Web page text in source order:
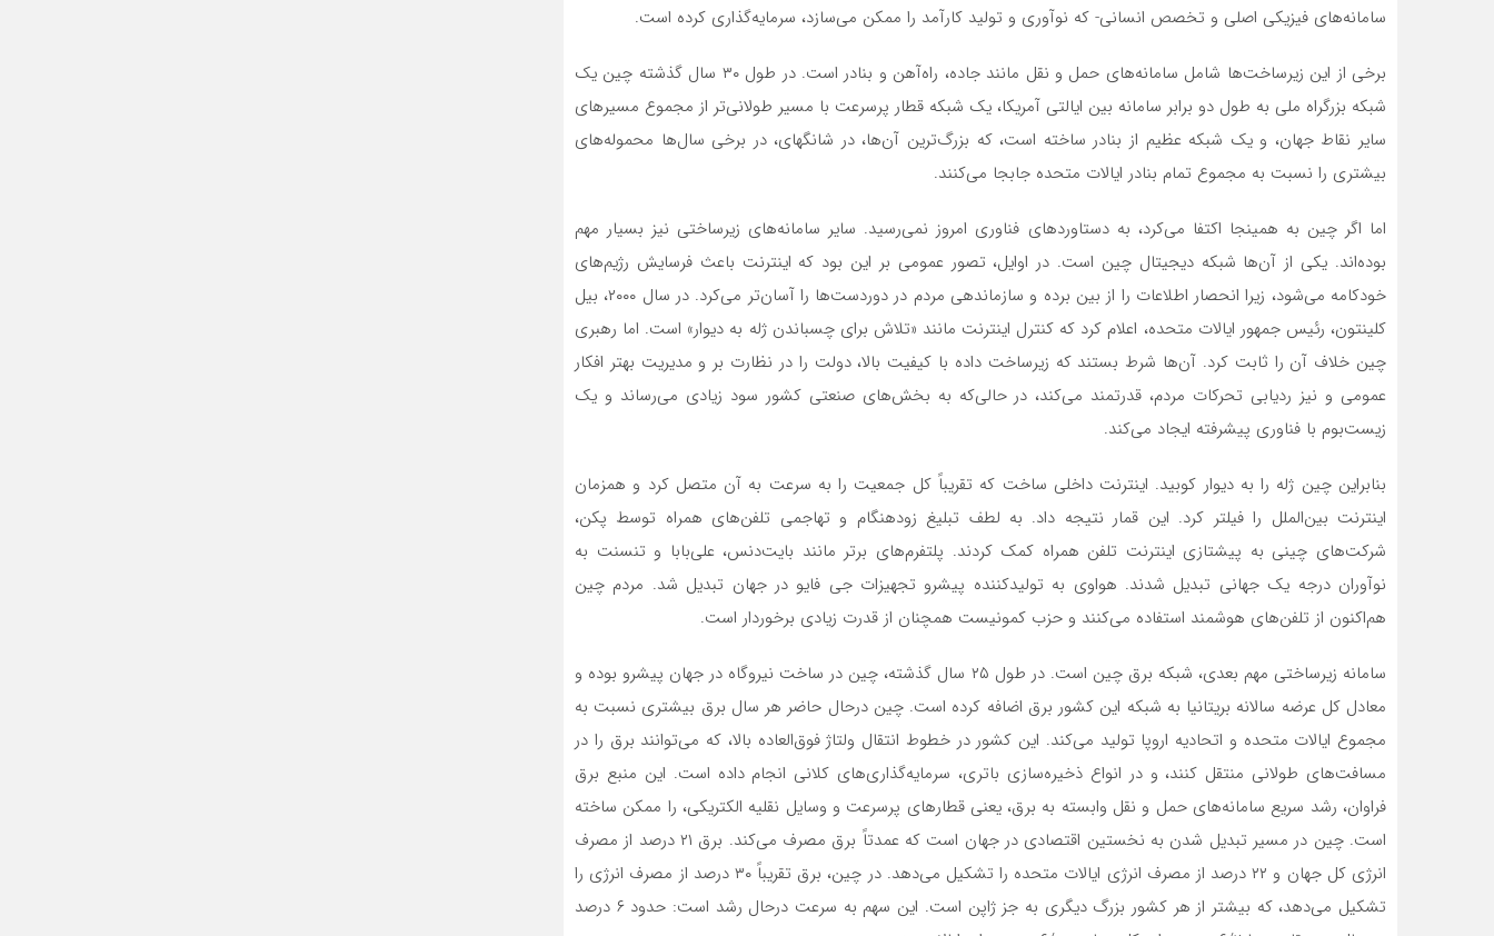
سامانه‌های فیزیکی اصلی و تخصص انسانی- که نوآوری و تولید کارآمد را ممکن می‌سازد، سرمایه‌گذاری کرده است.
برخی از این زیرساخت‌ها شامل سامانه‌های حمل و نقل مانند جاده‌، راه‌آهن و بنادر است. در طول ۳۰ سال گذشته چین یک
شبکه بزرگراه ملی به طول دو برابر سامانه بین ایالتی آمریکا، یک شبکه قطار پرسرعت با مسیر طولانی‌تر از مجموع مسیرهای
سایر نقاط جهان، و یک شبکه عظیم از بنادر ساخته است، که بزرگ‌ترین آن‌ها، در شانگهای، در برخی سال‌ها محموله‌های
بیشتری را نسبت به مجموع تمام بنادر ایالات متحده جابجا می‌کنند.
اما اگر چین به همینجا اکتفا می‌کرد، به دستاوردهای فناوری امروز نمی‌رسید. سایر سامانه‌های زیرساختی نیز بسیار مهم
بوده‌اند. یکی از آن‌ها شبکه دیجیتال چین است. در اوایل، تصور عمومی بر این بود که اینترنت باعث فرسایش رژیم‌های
خودکامه می‌شود، زیرا انحصار اطلاعات را از بین برده و سازماندهی مردم در دوردست‌ها را آسان‌تر می‌کرد. در سال ۲۰۰۰، بیل
کلینتون، رئیس جمهور ایالات متحده، اعلام کرد که کنترل اینترنت مانند «تلاش برای چسباندن ژله به دیوار» است. اما رهبری
چین خلاف آن را ثابت کرد. آن‌ها شرط بستند که زیرساخت داده با کیفیت بالا، دولت را در نظارت بر و مدیریت بهتر افکار
عمومی و نیز ردیابی تحرکات مردم، قدرتمند می‌کند، در حالی‌که به بخش‌های صنعتی کشور سود زیادی می‌رساند و یک
زیست‌بوم با فناوری پیشرفته ایجاد می‌کند.
بنابراین چین ژله را به دیوار کوبید. اینترنت داخلی ساخت که تقریباً کل جمعیت را به سرعت به آن متصل کرد و همزمان
اینترنت بین‌الملل را فیلتر کرد. این قمار نتیجه داد. به لطف تبلیغ زودهنگام و تهاجمی تلفن‌های همراه توسط پکن،
شرکت‌های چینی به پیشتازی اینترنت تلفن همراه کمک کردند. پلتفرم‌های برتر مانند بایت‌دنس، علی‌بابا و تنسنت به
نوآوران درجه یک جهانی تبدیل شدند. هواوی به تولیدکننده پیشرو تجهیزات جی فایو در جهان تبدیل شد. مردم چین
هم‌اکنون از تلفن‌های هوشمند استفاده می‌کنند و حزب کمونیست همچنان از قدرت زیادی برخوردار است.
سامانه زیرساختی مهم بعدی، شبکه برق چین است. در طول ۲۵ سال گذشته، چین در ساخت نیروگاه در جهان پیشرو بوده و
معادل کل عرضه سالانه بریتانیا به شبکه این کشور برق اضافه کرده است. چین درحال حاضر هر سال برق بیشتری نسبت به
مجموع ایالات متحده و اتحادیه اروپا تولید می‌کند. این کشور در خطوط انتقال ولتاژ فوق‌العاده بالا، که می‌توانند برق را در
مسافت‌های طولانی منتقل کنند، و در انواع ذخیره‌سازی باتری، سرمایه‌گذاری‌های کلانی انجام داده است. این منبع برق
فراوان، رشد سریع سامانه‌های حمل و نقل وابسته به برق، یعنی قطارهای پرسرعت و وسایل نقلیه الکتریکی، را ممکن ساخته
است. چین در مسیر تبدیل شدن به نخستین اقتصادی در جهان است که عمدتاً برق مصرف می‌کند. برق ۲۱ درصد از مصرف
انرژی کل جهان و ۲۲ درصد از مصرف انرژی ایالات متحده را تشکیل می‌دهد. در چین، برق تقریباً ۳۰ درصد از مصرف انرژی را
تشکیل می‌دهد، که بیشتر از هر کشور بزرگ دیگری به جز ژاپن است. این سهم به سرعت درحال رشد است: حدود ۶ درصد